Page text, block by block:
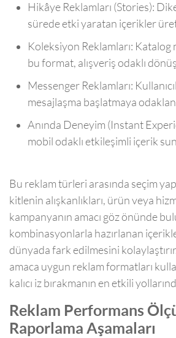
Hikâye Reklamları (Stories):
sürede etki yaratan içerikler
Koleksiyon Reklamları: Katalog
bu format, alışveriş odaklı
Messenger Reklamları:
mesajlaşma başlatmaya
Anında Deneyim (Instant
mobil odaklı etkileşimli içerik
Bu reklam türleri arasında seçim
kitlenin alışkanlıkları, ürün veya
kampanyanın amacı göz önünde
kombinasyonlarla hazırlanan
dünyada fark edilmesini
amaca uygun reklam formatları
kalıcı iz bırakmanın en etkili
Reklam Performans
Raporlama Aşamaları